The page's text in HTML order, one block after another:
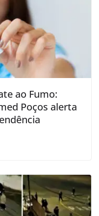
ao Fumo:
Poços alerta